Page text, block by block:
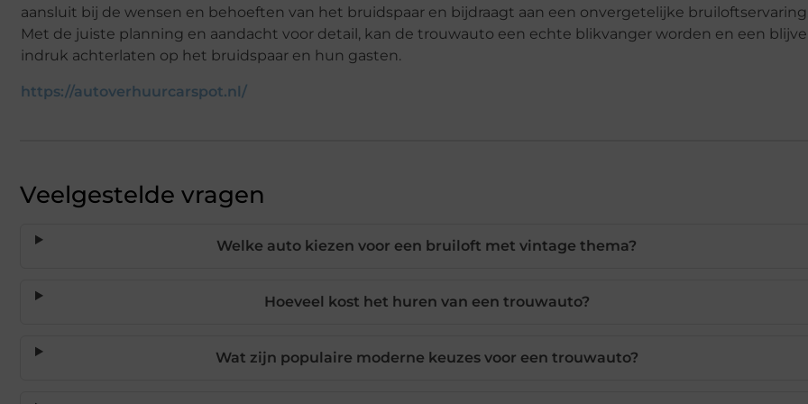
aansluit bij de wensen en behoeften van het bruidspaar en bijdraagt aan een onvergetelijke bruiloftservaring.
Met de juiste planning en aandacht voor detail, kan de trouwauto een echte blikvanger worden en een
indruk achterlaten op het bruidspaar en hun gasten.
https://autoverhuurcarspot.nl/
Veelgestelde vragen
Welke auto kiezen voor een bruiloft met vintage thema?
Hoeveel kost het huren van een trouwauto?
Wat zijn populaire moderne keuzes voor een trouwauto?